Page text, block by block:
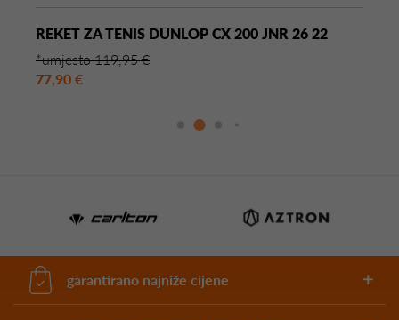
REKET ZA TENIS DUNLOP CX 200 JNR 26 22
*umjesto 119,95 €
77,90 €
garantirano najniže cijene